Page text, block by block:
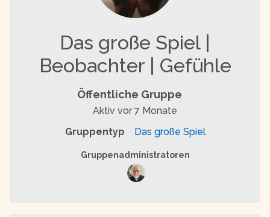
Das große Spiel |
Beobachter | Gefühle
Öffentliche Gruppe
Aktiv vor 7 Monate
Gruppentyp
Das große Spiel
Gruppenführung
Gruppenadministratoren